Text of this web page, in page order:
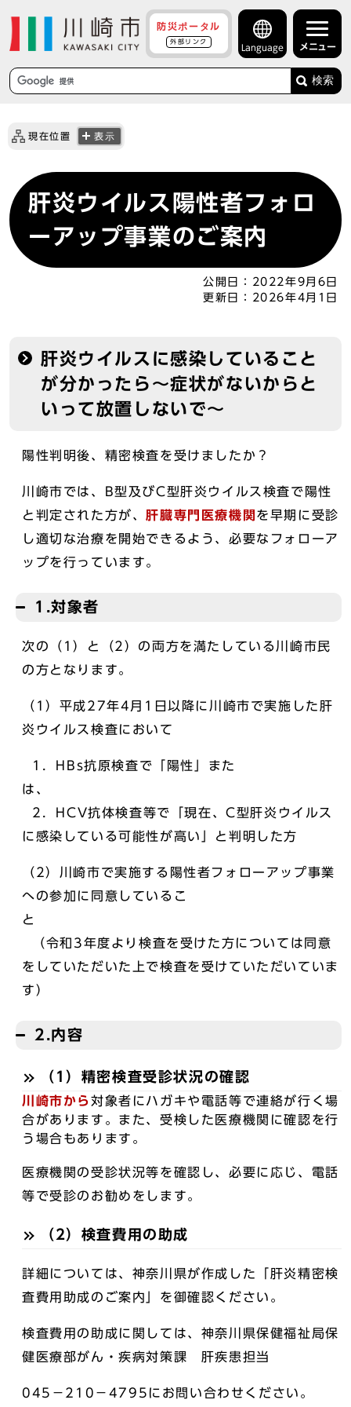
防災ポータル
外部リンク
Language メニュー
検索
現在位置 表示
肝炎ウイルス陽性者フォロ
ーアップ事業のご案内
公開日：
2022年9月6日
更新日：
2026年4月1日
肝炎ウイルスに感染していること
が分かったら～症状がないからと
いって放置しないで～
陽性判明後、精密検査を受けましたか？
川崎市では、B型及びC型肝炎ウイルス検査で陽性
と判定された方が、肝臓専門医療機関 を早期に受診
し適切な治療を開始できるよう、必要なフォローア
ップを行っています。
1.対象者
次の（1）と（2）の両方を満たしている川崎市民
の方となります。
（1）平成27年4月1日以降に川崎市で実施した肝
炎ウイルス検査において
1．HBs抗原検査で「陽性」また
2．HCV抗体検査等で「現在、C型肝炎ウイルス
に感染している可能性が高い」と判明した方
（2）川崎市で実施する陽性者フォローアップ事業
への参加に同意しているこ
（令和3年度より検査を受けた方については同意
をしていただいた上で検査を受けていただいていま
す）
2.内容
（1）精密検査受診状況の確認
川崎市から対象者にハガキや電話等で連絡が行く場
合があります。また、受検した医療機関に確認を行
う場合もあります。
医療機関の受診状況等を確認し、必要に応じ、電話
等で受診のお勧めをします。
（2）検査費用の助成
詳細については、神奈川県が作成した「肝炎精密検
査費用助成のご案内」を御確認ください。
検査費用の助成に関しては、神奈川県保健福祉局保
健医療部がん・疾病対策課 肝疾患担当
045－210－4795にお問い合わせください。